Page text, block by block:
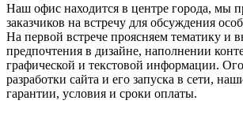
Наш офис находится в центре города, мы
заказчиков на встречу для обсуждения
На первой встрече проясняем тематику и
предпочтения в дизайне, наполнении
графической и текстовой информации.
разработки сайта и его запуска в сети,
гарантии, условия и сроки оплаты.